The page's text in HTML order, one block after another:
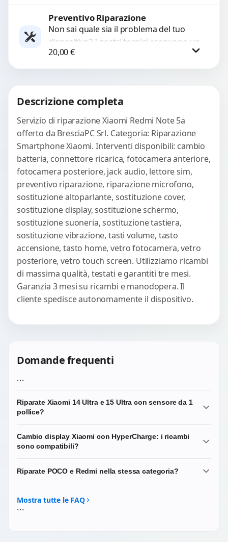
Procedi
Preventivo Riparazione
Non sai quale sia il problema del tuo
dispositivo? I nostri tecnici eseguono un
check-up completo con strumenti
avanzati per...
20,00€
Descrizione completa
Servizio di riparazione Xiaomi Redmi Note 5a
offerto da BresciaPC Srl. Categoria: Riparazione
Smartphone Xiaomi. Interventi disponibili: cambio
batteria, connettore ricarica, fotocamera anteriore,
fotocamera posteriore, jack audio, lettore sim,
preventivo riparazione, riparazione microfono,
sostituzione altoparlante, sostituzione cover,
sostituzione display, sostituzione schermo,
sostituzione suoneria, sostituzione tastiera,
sostituzione vibrazione, tasti volume, tasto
accensione, tasto home, vetro fotocamera, vetro
posteriore, vetro touch screen. Utilizziamo ricambi
di massima qualità, testati e garantiti tre mesi.
Garanzia 3 mesi su ricambi e manodopera. Il
cliente spedisce autonomamente il dispositivo.
Domande frequenti
```
Riparate Xiaomi 14 Ultra e 15 Ultra con sensore da 1
pollice?
ultime generazioni. Le serie Ultra hanno sensori
fotografici di grandi dimensioni e moduli ottici Leica
effettuiamo la sostituzione completa del modulo
Cambio display Xiaomi con HyperCharge: i ricambi
sono compatibili?
compatibili con i protocolli di ricarica HyperCharge e
Riparate POCO e Redmi nella stessa categoria?
sub-brand del gruppo Xiaomi ma con architetture e
ricambi spesso diversi: vai nelle rispettive sezioni del sito.
Mostra tutte le FAQ
```